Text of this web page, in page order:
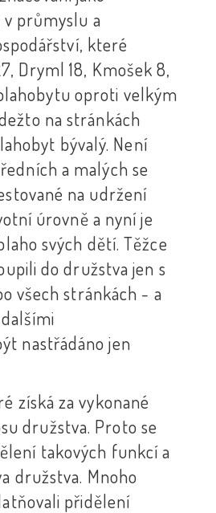
průmyslu a
které
Dryml 18, Kmošek 8,
oproti velkým
na stránkách
bývalý. Není
a malých se
na udržení
úrovně a nyní je
svých dětí. Těžce
do družstva jen s
všech stránkách - a
nastřádáno jen
získá za vykonané
družstva. Proto se
takových funkcí a
družstva. Mnoho
přidělení